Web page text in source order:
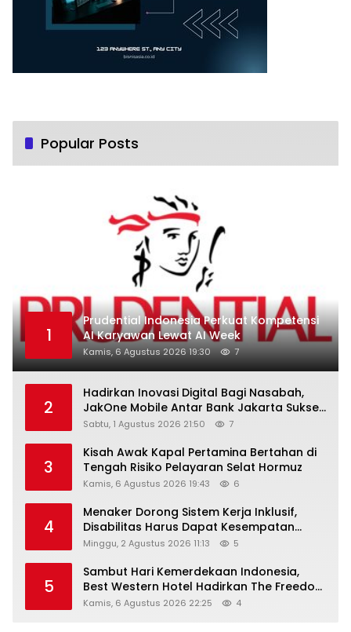
Popular Posts
1
Prudential Indonesia Perkuat Kompetensi
AI Karyawan Lewat AI Week
Kamis, 6 Agustus 2026 19:30 7
2
Hadirkan Inovasi Digital Bagi Nasabah,
JakOne Mobile Antar Bank Jakarta Sukses
Raih Digital Excellence Awards 2026
Sabtu, 1 Agustus 2026 21:50 7
3
Kisah Awak Kapal Pertamina Bertahan di
Tengah Risiko Pelayaran Selat Hormuz
Kamis, 6 Agustus 2026 19:43 6
4
Menaker Dorong Sistem Kerja Inklusif,
Disabilitas Harus Dapat Kesempatan
Setara
Minggu, 2 Agustus 2026 11:13 5
5
Sambut Hari Kemerdekaan Indonesia,
Best Western Hotel Hadirkan The Freedom
Stay Diskon Hingga 45%
Kamis, 6 Agustus 2026 22:25 4